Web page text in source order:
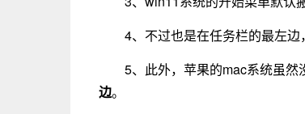
4、不过也是在任务栏的最左边
5、此外，苹果的mac系统虽然
边。